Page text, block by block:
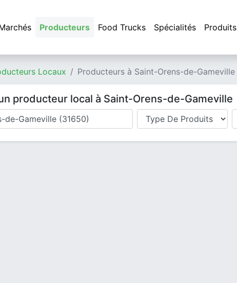
Producteurs Food Trucks Spécialités Produits
Locaux Producteurs à Saint-Orens-de-Gameville
producteur local à Saint-Orens-de-Gameville
?